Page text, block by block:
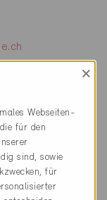
×
Webseiten-
für den
sind, sowie
für